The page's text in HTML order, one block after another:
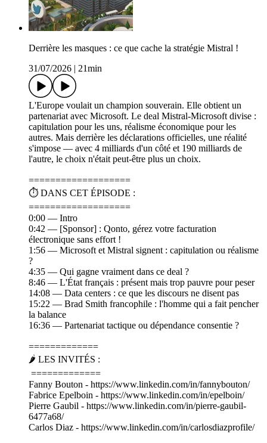
Derrière les masques : ce que cache la stratégie Mistral !
31/07/2026
21min
L'Europe voulait un champion souverain. Elle obtient un
partenariat avec Microsoft. Le deal Mistral-Microsoft divise :
capitulation pour les uns, réalisme économique pour les
autres. Mais derrière les déclarations officielles, une réalité
s'impose — avec 4 milliards d'un côté et 190 milliards de
l'autre, le choix n'était peut-être plus un choix.
===================
⏱️ DANS CET ÉPISODE :
===================
0:00 — Intro
0:42 — [Sponsor] : Qonto, gérez votre facturation
électronique sans effort !
1:56 — Microsoft et Mistral signent : capitulation ou réalisme
?
4:35 — Qui gagne vraiment dans ce deal ?
8:46 — L'État français : présent mais trop pauvre pour peser
14:08 — Data centers : ce que les discours ne disent pas
15:22 — Brad Smith francophile : l'homme qui a fait pencher
la balance
16:36 — Partenariat tactique ou dépendance consentie ?
=============
🌶️ LES INVITÉS :
=============
Fanny Bouton - https://www.linkedin.com/in/fannybouton/
Fabrice Epelboin - https://www.linkedin.com/in/epelboin/
Pierre Gaubil - https://www.linkedin.com/in/pierre-gaubil-
6477a68/
Carlos Diaz - https://www.linkedin.com/in/carlosdiazprofile/